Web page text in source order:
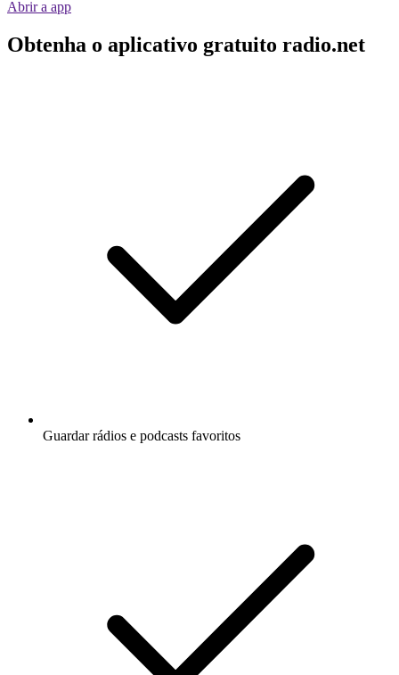
Abrir a app
Obtenha o aplicativo gratuito radio.net
Guardar rádios e podcasts favoritos